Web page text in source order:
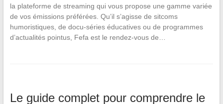
la plateforme de streaming qui vous propose une gamme variée
de vos émissions préférées. Qu’il s’agisse de sitcoms
humoristiques, de docu-séries éducatives ou de programmes
d’actualités pointus, Fefa est le rendez-vous de…
Le guide complet pour comprendre le